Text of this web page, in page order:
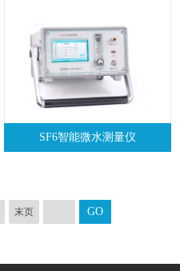
SF6智能微水测量仪
末页